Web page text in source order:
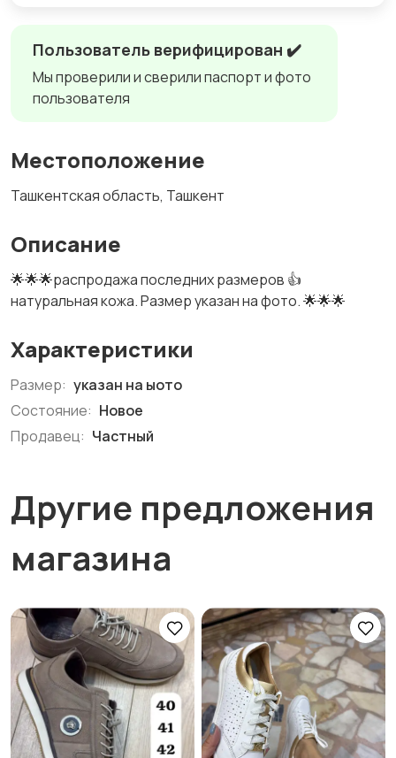
Пользователь верифицирован ✔️
Мы проверили и сверили паспорт и фото
пользователя
Местоположение
Ташкентская область, Ташкент
Описание
🌟🌟🌟распродажа последних размеров 👍
натуральная кожа. Размер указан на фото. 🌟🌟🌟
Характеристики
Размер: указан на ыото
Состояние: Новое
Продавец: Частный
Другие предложения
магазина